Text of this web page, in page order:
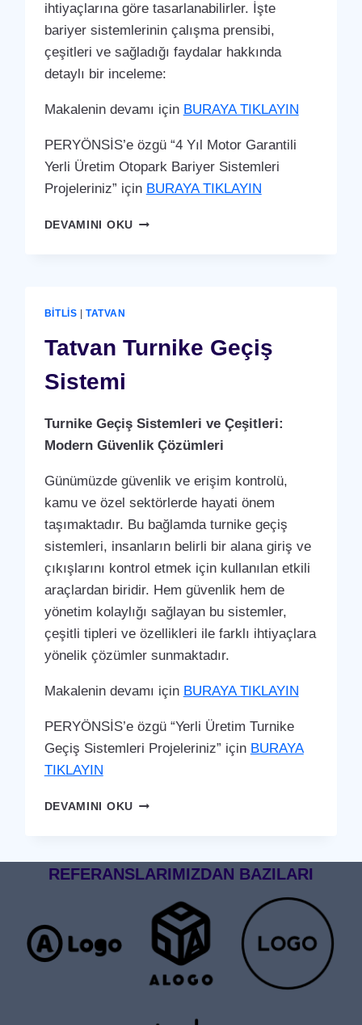
ihtiyaçlarına göre tasarlanabilirler. İşte
bariyer sistemlerinin çalışma prensibi,
çeşitleri ve sağladığı faydalar hakkında
detaylı bir inceleme:
Makalenin devamı için BURAYA TIKLAYIN
PERYÖNSİS’e özgü “4 Yıl Motor Garantili
Yerli Üretim Otopark Bariyer Sistemleri
Projeleriniz” için BURAYA TIKLAYIN
DEVAMINI OKUTATVAN
BITLIS |TATVAN
Tatvan Turnike Geçiş
Sistemi
Turnike Geçiş Sistemleri ve Çeşitleri:
Modern Güvenlik Çözümleri
Günümüzde güvenlik ve erişim kontrolü,
kamu ve özel sektörlerde hayati önem
taşımaktadır. Bu bağlamda turnike geçiş
sistemleri, insanların belirli bir alana giriş ve
çıkışlarını kontrol etmek için kullanılan etkili
araçlardan biridir. Hem güvenlik hem de
yönetim kolaylığı sağlayan bu sistemler,
çeşitli tipleri ve özellikleri ile farklı ihtiyaçlara
yönelik çözümler sunmaktadır.
Makalenin devamı için BURAYA TIKLAYIN
PERYÖNSİS’e özgü “Yerli Üretim Turnike
Geçiş Sistemleri Projeleriniz” için BURAYA
TIKLAYIN
DEVAMINI OKUTATVAN
REFERANSLARIMIZDAN BAZILARI